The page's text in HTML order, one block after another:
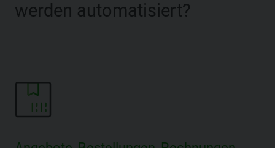
werden automatisiert?